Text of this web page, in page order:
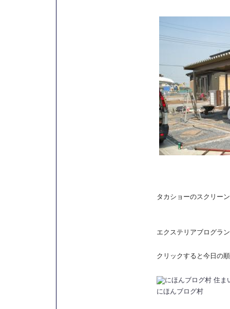
タカショーのスクリー
エクステリアブログラ
クリックすると今日の
にほんブログ村